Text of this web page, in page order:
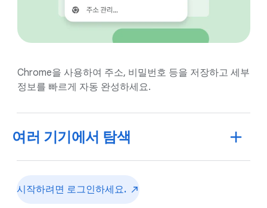
Chrome을 사용하여 주소, 비밀번호 등을 저장하고 세부
정보를 빠르게 자동 완성하세요.
여러 기기에서 탐색
시작하려면 로그인하세요.